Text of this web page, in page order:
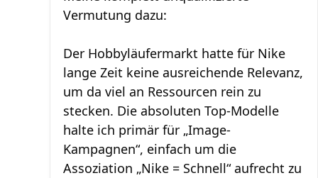
Vermutung dazu:
Der Hobbyläufermarkt hatte für Nike
lange Zeit keine ausreichende Relevanz,
um da viel an Ressourcen rein zu
stecken. Die absoluten Top-Modelle
halte ich primär für „Image-
Kampagnen“, einfach um die
Assoziation „Nike = Schnell“ aufrecht zu